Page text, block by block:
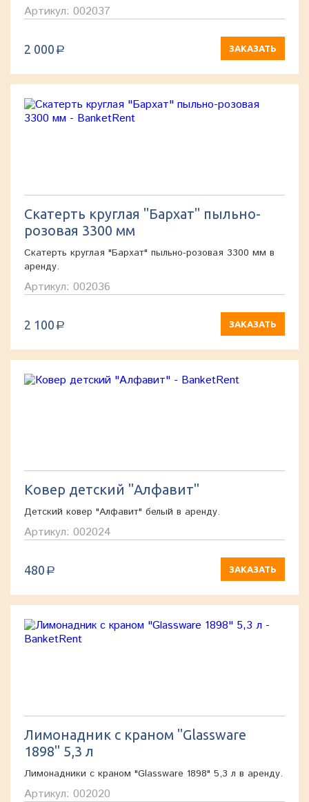
Артикул: 002037
2 000 a ЗАКАЗАТЬ
Скатерть круглая "Бархат" пыльно-
розовая 3300 мм
Скатерть круглая "Бархат" пыльно-розовая 3300 мм в
аренду.
Артикул: 002036
2 100 a ЗАКАЗАТЬ
Ковер детский "Алфавит"
Детский ковер "Алфавит" белый в аренду.
Артикул: 002024
480 a ЗАКАЗАТЬ
Лимонадник с краном "Glassware
1898" 5,3 л
Лимонадники с краном "Glassware 1898" 5,3 л в аренду.
Артикул: 002020